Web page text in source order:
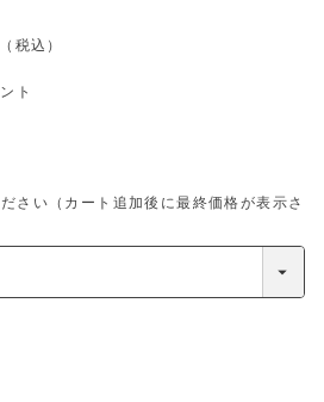
税込
さい（カート追加後に最終価格が表示さ